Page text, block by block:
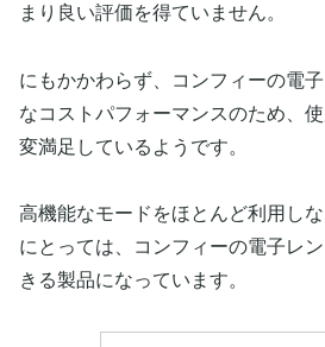
まり良い評価を得ていません。
にもかかわらず、コンフィーの電
なコストパフォーマンスのため、
変満足しているようです。
高機能なモードをほとんど利用し
にとっては、コンフィーの電子レ
きる製品になっています。